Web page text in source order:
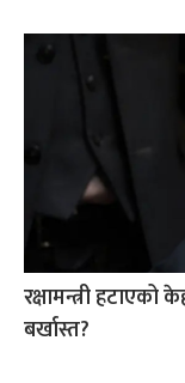
रक्षामन्त्री
बर्खास्त?